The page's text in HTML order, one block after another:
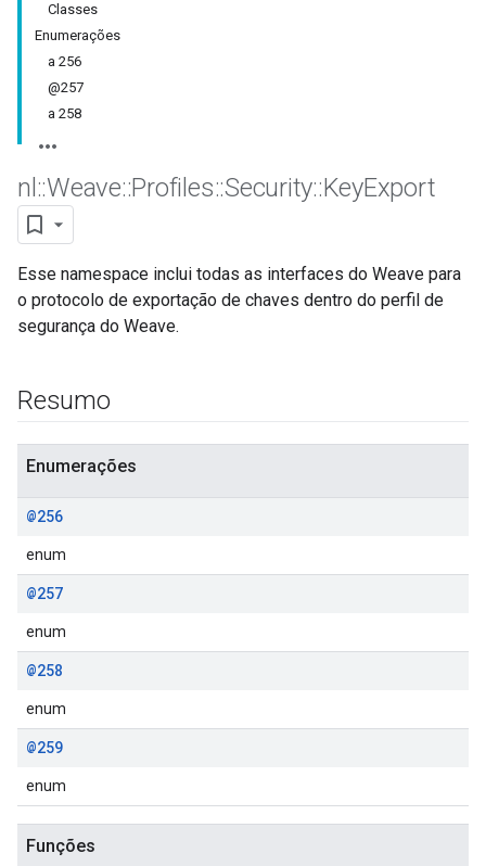
Classes
Enumerações
a 256
@257
a 258
nl ::Weave::Profiles::Security::KeyExport
Esse namespace inclui todas as interfaces do Weave para
o protocolo de exportação de chaves dentro do perfil de
segurança do Weave.
Resumo
Enumerações
@256
enum
@257
enum
@258
enum
@259
enum
Funções